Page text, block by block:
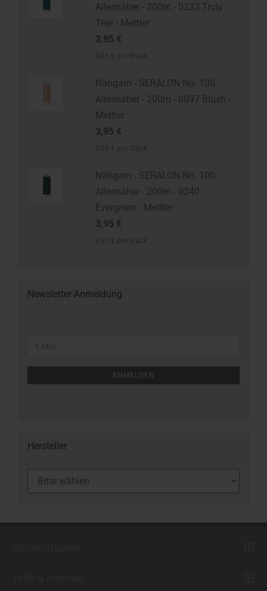
Allesnäher - 200m - 0232 Truly
Teal - Mettler
3,95 €
Nähgarn - SERALON No. 100 -
Allesnäher - 200m - 0097 Blush -
Mettler
3,95 €
Nähgarn - SERALON No. 100 -
Allesnäher - 200m - 0240
Evergreen - Mettler
3,95 €
Newsletter-Anmeldung
ANMELDEN
Hersteller